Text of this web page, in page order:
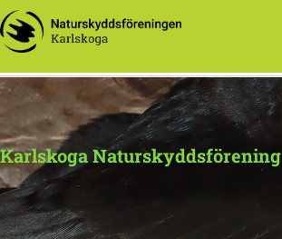
Karlskoga Naturskyddsförening